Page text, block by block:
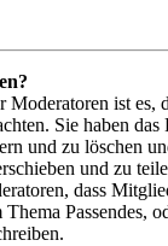
Moderatoren ist es,
Sie haben
und zu löschen
und zu
dass
Passendes,